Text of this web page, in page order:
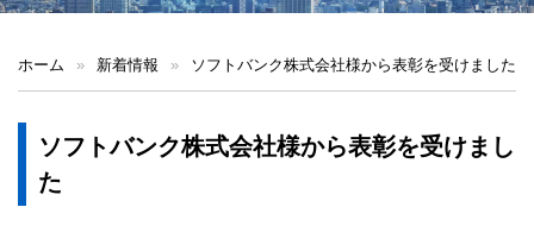
ホーム » 新着情報 » ソフトバンク株式会社様から表彰を受けました
ソフトバンク株式会社様から表彰を受けまし
た